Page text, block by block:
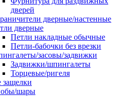
дверей
дверные/настенные
дверные
Петли накладные обычные
Петли-бабочки без врезки
засовы/задвижки
Задвижки/шпингалеты
Торцевые/ригеля
защелки
шары